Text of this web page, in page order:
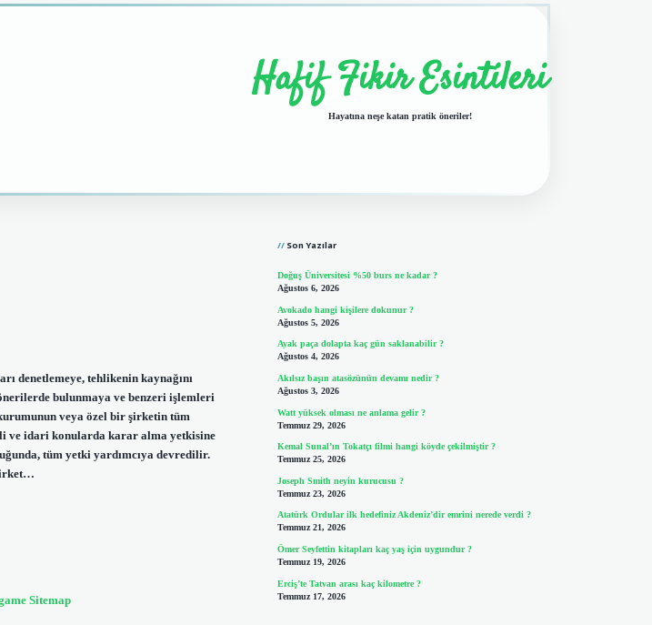
Hafif Fikir Esintileri
Hayatına neşe katan pratik öneriler!
denetlemeye, tehlikenin kaynağını
bulunmaya ve benzeri işlemleri
veya özel bir şirketin tüm
ve idari konularda karar alma yetkisine
tüm yetki yardımcıya devredilir.
Sitemap
Son Yazılar
Doğuş Üniversitesi %50 burs ne kadar ?
Ağustos 6, 2026
Avokado hangi kişilere dokunur ?
Ağustos 5, 2026
Ayak paça dolapta kaç gün saklanabilir ?
Ağustos 4, 2026
Akılsız başın atasözünün devamı nedir ?
Ağustos 3, 2026
Watt yüksek olması ne anlama gelir ?
Temmuz 29, 2026
Kemal Sunal’ın Tokatçı filmi hangi köyde çekilmiştir ?
Temmuz 25, 2026
Joseph Smith neyin kurucusu ?
Temmuz 23, 2026
Atatürk Ordular ilk hedefiniz Akdeniz’dir emrini nerede verdi ?
Temmuz 21, 2026
Ömer Seyfettin kitapları kaç yaş için uygundur ?
Temmuz 19, 2026
Erciş’te Tatvan arası kaç kilometre ?
Temmuz 17, 2026